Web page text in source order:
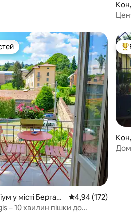
відгуки: 124
у місті Бергам
Середня оцінка:
4,94 (172)
– 10 хвилин пішки до